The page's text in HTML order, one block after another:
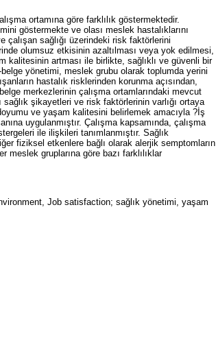
ortamına göre farklılık göstermektedir.
göstermekte ve olası meslek hastalıklarını
çalışan sağlığı üzerindeki risk faktörlerini
olumsuz etkisinin azaltılması veya yok edilmesi,
kalitesinin artması ile birlikte, sağlıklı ve güvenli bir
yönetimi, meslek grubu olarak toplumda yerini
hastalık risklerinden korunma açısından,
merkezlerinin çalışma ortamlarındaki mevcut
şikayetleri ve risk faktörlerinin varlığı ortaya
ve yaşam kalitesini belirlemek amacıyla ?İş
uygulanmıştır. Çalışma kapsamında, çalışma
ile ilişkileri tanımlanmıştır. Sağlık
fiziksel etkenlere bağlı olarak alerjik semptomların
meslek gruplarına göre bazı farklılıklar
Job satisfaction; sağlık yönetimi, yaşam